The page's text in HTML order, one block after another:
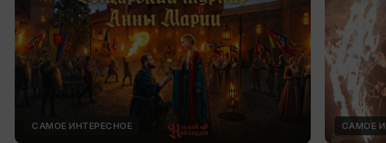
САМОЕ ИНТЕРЕСНОЕ САМОЕ